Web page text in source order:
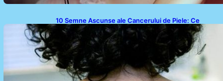
10 Semne Ascunse ale Cancerului de Piele: Ce
Trebuie să Știm pentru a Ne Proteja